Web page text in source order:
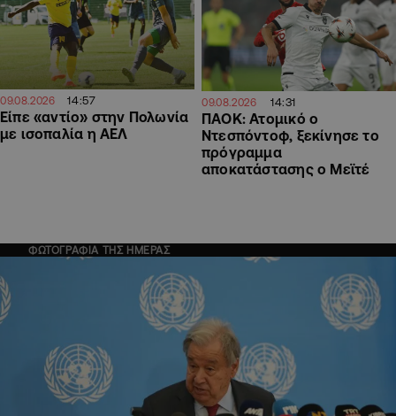
09.08.2026 14:57
Είπε «αντίο» στην Πολωνία
με ισοπαλία η ΑΕΛ
09.08.2026 14:31
ΠΑΟΚ: Ατομικό ο
Ντεσπόντοφ, ξεκίνησε το
πρόγραμμα
αποκατάστασης ο Μεϊτέ
ΦΩΤΟΓΡΑΦΙΑ ΤΗΣ ΗΜΕΡΑΣ